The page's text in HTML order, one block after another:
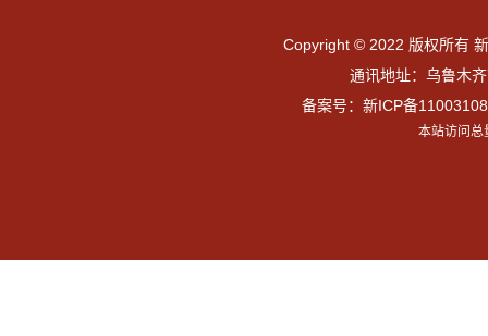
Copyright © 2022 版权所有
通讯地址：乌鲁木
备案号： 新ICP备
本站访问